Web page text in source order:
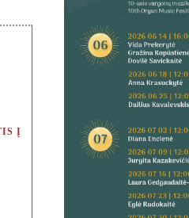
Į